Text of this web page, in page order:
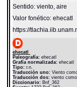
Sentido: viento, aire
Valor fonético: ehecatl
https://
ehecatl
Paleografía:ehecatl
Grafía normalizada:ehecatl
Tipo:r.n.
Traducción uno:Viento
Traducción dos:viento como
Diccionario: Bnf_362